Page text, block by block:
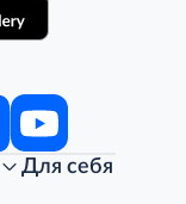
Для себя